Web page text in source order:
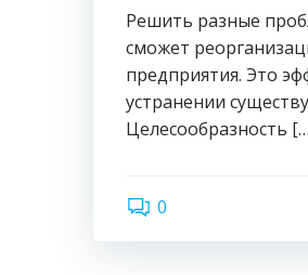
Решить разные
сможет
предприятия. Это
устранении
Целесообразность
0